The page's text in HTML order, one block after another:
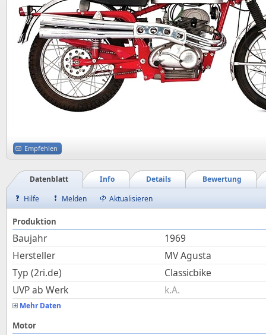
Empfehlen
Bewertung
Details
Info
Datenblatt
Hilfe
Melden Aktualisieren
Produktion
Baujahr
1969
Hersteller
MV Agusta
Typ (2ri.de)
Classicbike
UVP ab Werk
k.A.
Mehr Daten
Motor